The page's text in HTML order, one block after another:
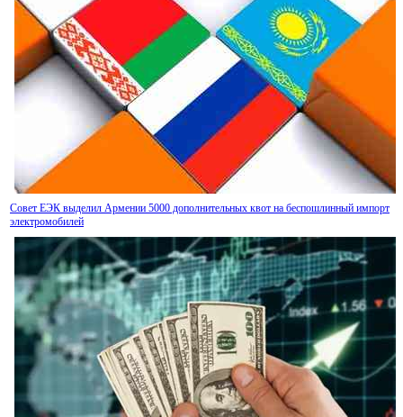
Произведена очередная транзитная поставка из России в Армению через территорию
Азербайджана
Совет ЕЭК выделил Армении 5000 дополнительных квот на беспошлинный импорт
электромобилей